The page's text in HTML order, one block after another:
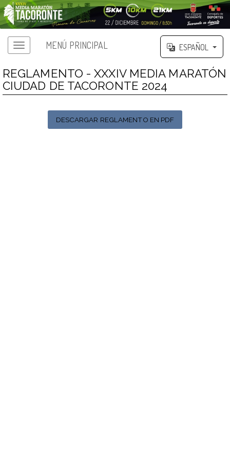
MENÚ PRINCIPAL ESPAÑOL
REGLAMENTO - XXXIV MEDIA MARATÓN
CIUDAD DE TACORONTE 2024
DESCARGAR REGLAMENTO EN PDF